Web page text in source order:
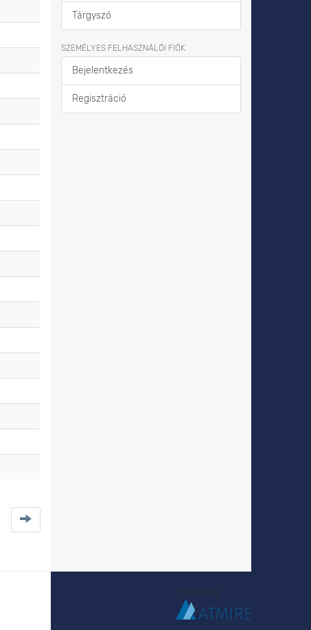
Tárgyszó
SZEMÉLYES FELHASZNÁLÓI FIÓK
Bejelentkezés
Regisztráció
Theme by